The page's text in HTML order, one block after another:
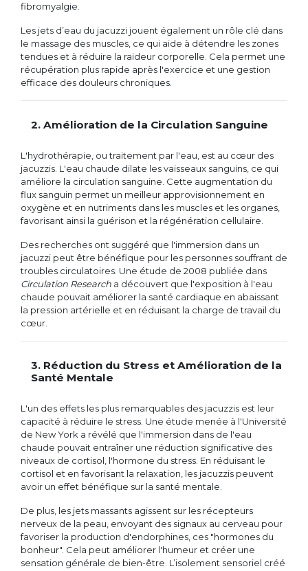
fibromyalgie.
Les jets d’eau du jacuzzi jouent également un rôle clé dans
le massage des muscles, ce qui aide à détendre les zones
tendues et à réduire la raideur corporelle. Cela permet une
récupération plus rapide après l'exercice et une gestion
efficace des douleurs chroniques.
2. Amélioration de la Circulation Sanguine
L'hydrothérapie, ou traitement par l'eau, est au cœur des
jacuzzis. L'eau chaude dilate les vaisseaux sanguins, ce qui
améliore la circulation sanguine. Cette augmentation du
flux sanguin permet un meilleur approvisionnement en
oxygène et en nutriments dans les muscles et les organes,
favorisant ainsi la guérison et la régénération cellulaire.
Des recherches ont suggéré que l'immersion dans un
jacuzzi peut être bénéfique pour les personnes souffrant de
troubles circulatoires. Une étude de 2008 publiée dans
Circulation Research a découvert que l'exposition à l'eau
chaude pouvait améliorer la santé cardiaque en abaissant
la pression artérielle et en réduisant la charge de travail du
cœur.
3. Réduction du Stress et Amélioration de la
Santé Mentale
L'un des effets les plus remarquables des jacuzzis est leur
capacité à réduire le stress. Une étude menée à l'Université
de New York a révélé que l'immersion dans de l'eau
chaude pouvait entraîner une réduction significative des
niveaux de cortisol, l'hormone du stress. En réduisant le
cortisol et en favorisant la relaxation, les jacuzzis peuvent
avoir un effet bénéfique sur la santé mentale.
De plus, les jets massants agissent sur les récepteurs
nerveux de la peau, envoyant des signaux au cerveau pour
favoriser la production d'endorphines, ces "hormones du
bonheur". Cela peut améliorer l'humeur et créer une
sensation générale de bien-être. L’isolement sensoriel créé